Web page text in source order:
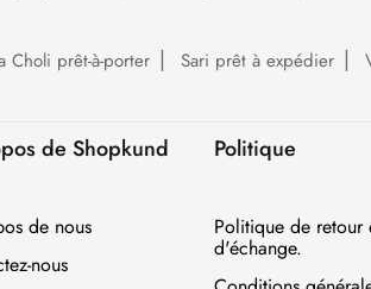
Choli prêt-à-porter Sari prêt à expédier
de Shopkund
de nous
nous
Politique
Politique de retour
d'échange.